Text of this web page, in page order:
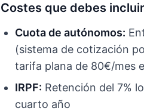
Costes que debes
Cuota de autónomos:
(sistema de cotización
tarifa plana de 80€/mes
IRPF: Retención del 7%
cuarto año